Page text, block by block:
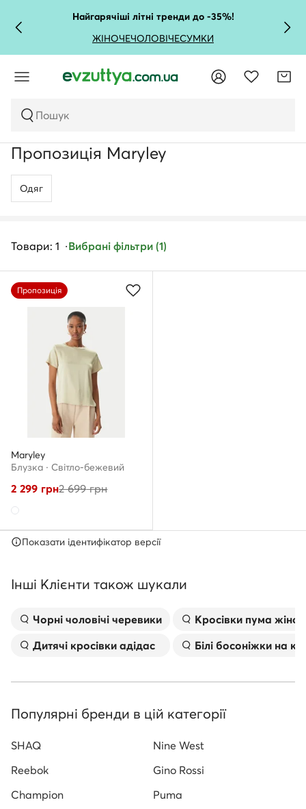
Найгарячіші літні тренди до -35%!
ЖІНОЧЕЧОЛОВІЧЕСУМКИ
Пошук
Пропозиція Maryley
Одяг
Товари: 1 Вибрані фільтри (1)
Пропозиція
Maryley
Блузка · Світло-бежевий
2 299 грн2 699грн
Показати ідентифікатор версії
Інші Клієнти також шукали
Чорні чоловічі черевики
Дитячі кросівки адідас
Kросівки пума
Білі босоніжки на
Популярні бренди в цій категорії
SHAQ
Nine West
Reebok
Gino Rossi
Champion
Puma